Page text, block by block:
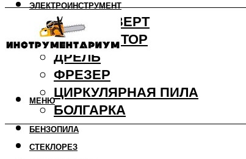
ЭЛЕКТРОИНСТРУМЕНТ
ШУРУПОВЕРТ
ПЕРФОРАТОР
ДРЕЛЬ
ФРЕЗЕР
ЦИРКУЛЯРНАЯ ПИЛА
БОЛГАРКА
БЕНЗОПИЛА
СТЕКЛОРЕЗ
МЕНЮ